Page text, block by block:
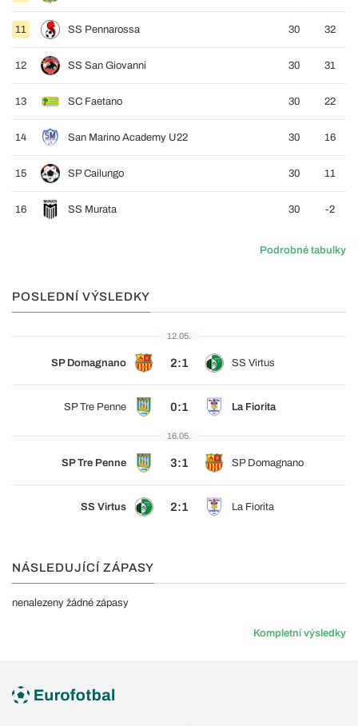
11 SS Pennarossa 30 32
12 SS San Giovanni 30 31
13 SC Faetano 30 22
14 San Marino Academy U22 30 16
15 SP Cailungo 30 11
16 SS Murata 30 -2
Podrobné tabulky
POSLEDNÍ VÝSLEDKY
12.05.
SP Domagnano 2:1 SS Virtus
SP Tre Penne 0:1 La Fiorita
16.05.
SP Tre Penne 3:1 SP Domagnano
SS Virtus 2:1 La Fiorita
NÁSLEDUJÍCÍ ZÁPASY
nenalezeny žádné zápasy
Kompletní výsledky